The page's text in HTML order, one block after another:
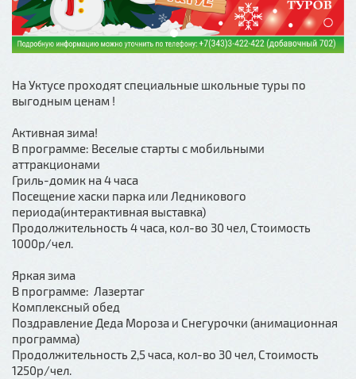
На Уктусе проходят специальные школьные туры по
выгодным ценам !
Активная зима!
В программе: Веселые старты с мобильными
аттракционами
Гриль-домик на 4 часа
Посещение хаски парка или Ледникового
периода(интерактивная выставка)
Продолжительность 4 часа, кол-во 30 чел, Стоимость
1000р/чел.
Яркая зима
В программе: Лазертаг
Комплексный обед
Поздравление Деда Мороза и Снегурочки (анимационная
программа)
Продолжительность 2,5 часа, кол-во 30 чел, Стоимость
1250р/чел.